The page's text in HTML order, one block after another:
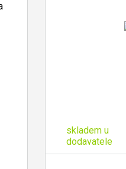
skladem u
dodavatele